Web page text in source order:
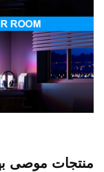
منتجات موصى